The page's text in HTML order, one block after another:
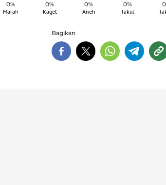
0%
Marah
0%
Kaget
0%
Aneh
0%
Takut
Bagikan